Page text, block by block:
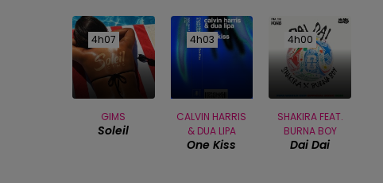
4h07
4h07
GIMS
Soleil
4h03
4h03
CALVIN HARRIS
& DUA LIPA
One Kiss
4h00
4h00
SHAKIRA FEAT.
BURNA BOY
Dai Dai